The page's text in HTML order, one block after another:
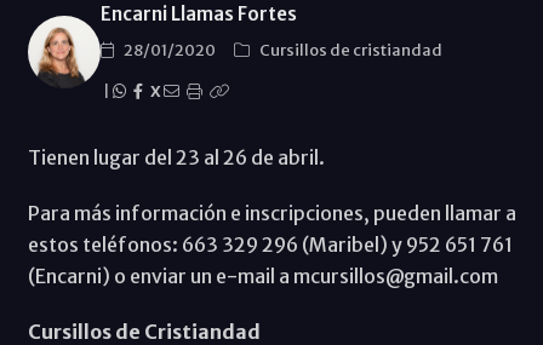
Encarni Llamas Fortes
28/01/2020
Cursillos de cristiandad
X
Tienen lugar del 23 al 26 de abril.
Para más información e inscripciones, pueden llamar a
estos teléfonos: 663 329 296 (Maribel) y 952 651 761
(Encarni) o enviar un e-mail a mcursillos@gmail.com
Cursillos de Cristiandad